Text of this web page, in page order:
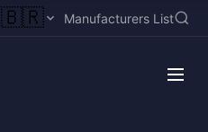
🇧🇷 Manufacturers List